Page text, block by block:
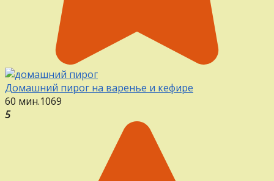
Домашний пирог на варенье и кефире
60 мин.1069
5